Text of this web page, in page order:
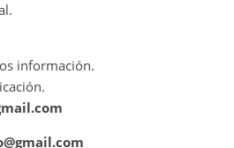
información.